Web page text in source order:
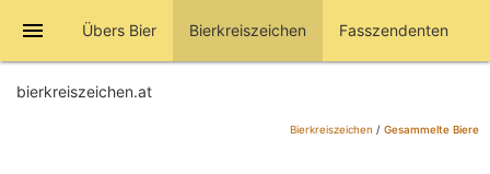
menu Übers Bier Bierkreiszeichen Fasszendenten
bierkreiszeichen.at
Bierkreiszeichen / Gesammelte Biere